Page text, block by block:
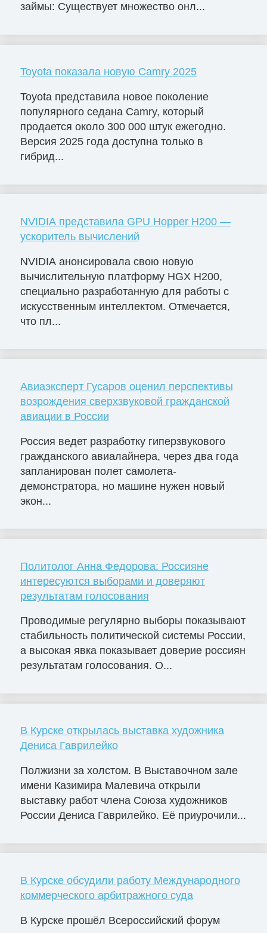
займы: Существует множество онл...
Toyota показала новую Camry 2025
Toyota представила новое поколение
популярного седана Camry, который
продается около 300 000 штук ежегодно.
Версия 2025 года доступна только в
гибрид...
NVIDIA представила GPU Hopper H200 —
ускоритель вычислений
NVIDIA анонсировала свою новую
вычислительную платформу HGX H200,
специально разработанную для работы с
искусственным интеллектом. Отмечается,
что пл...
Авиаэксперт Гусаров оценил перспективы
возрождения сверхзвуковой гражданской
авиации в России
Россия ведет разработку гиперзвукового
гражданского авиалайнера, через два года
запланирован полет самолета-
демонстратора, но машине нужен новый
экон...
Политолог Анна Федорова: Россияне
интересуются выборами и доверяют
результатам голосования
Проводимые регулярно выборы показывают
стабильность политической системы России,
а высокая явка показывает доверие россиян
результатам голосования. О...
В Курске открылась выставка художника
Дениса Гаврилейко
Полжизни за холстом. В Выставочном зале
имени Казимира Малевича открыли
выставку работ члена Союза художников
России Дениса Гаврилейко. Её приурочили...
В Курске обсудили работу Международного
коммерческого арбитражного суда
В Курске прошёл Всероссийский форум